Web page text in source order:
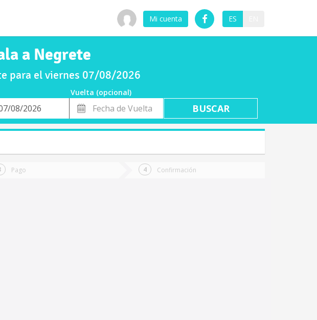
Mi cuenta ES
a Negrete
para el viernes 07/08/2026
Vuelta (opcional)
Fecha
de
Vuelta
Pago Confirmación